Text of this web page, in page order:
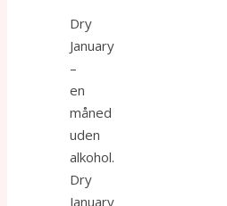
Dry
January
–
en
måned
uden
alkohol.
Dry
January